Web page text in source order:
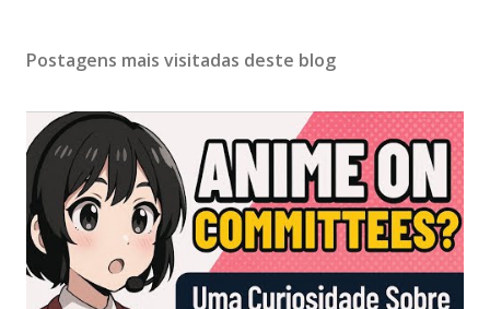
Postagens mais visitadas deste blog